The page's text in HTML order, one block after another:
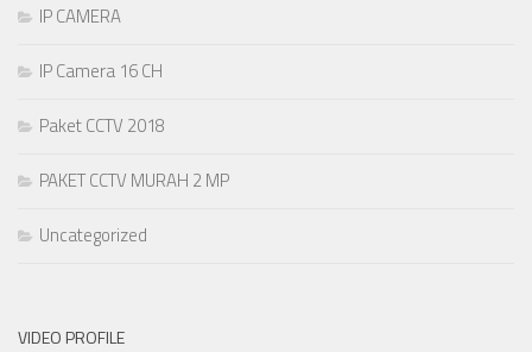
IP CAMERA
IP Camera 16 CH
Paket CCTV 2018
PAKET CCTV MURAH 2 MP
Uncategorized
VIDEO PROFILE